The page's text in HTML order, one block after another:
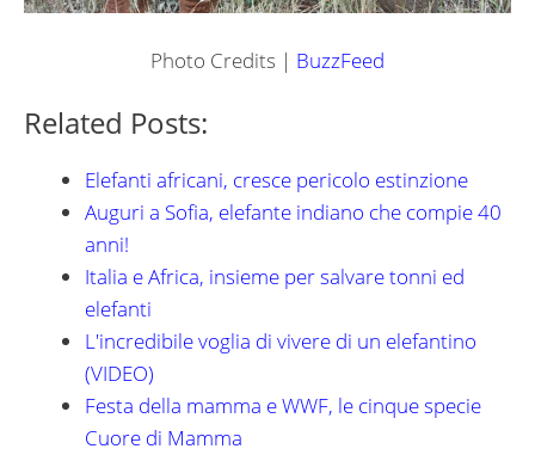
Photo Credits | BuzzFeed
Related Posts:
Elefanti africani, cresce pericolo estinzione
Auguri a Sofia, elefante indiano che compie 40
anni!
Italia e Africa, insieme per salvare tonni ed
elefanti
L'incredibile voglia di vivere di un elefantino
(VIDEO)
Festa della mamma e WWF, le cinque specie
Cuore di Mamma